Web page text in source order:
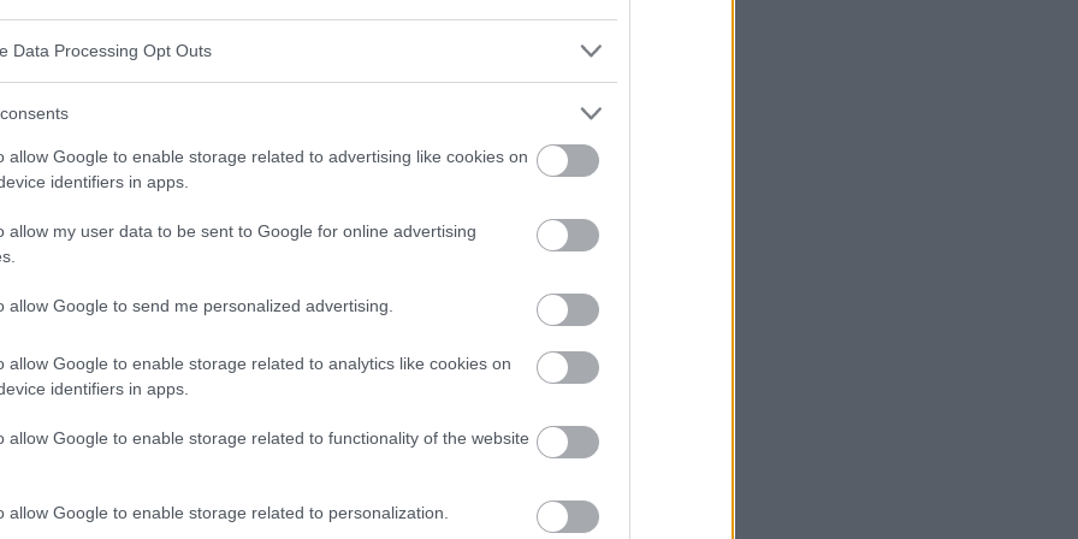
Data Processing Opt Outs
allow Google to enable storage related to advertising like cookies on
identifiers in apps.
allow my user data to be sent to Google for online advertising
allow Google to send me personalized advertising.
allow Google to enable storage related to analytics like cookies on
identifiers in apps.
allow Google to enable storage related to functionality of the website
allow Google to enable storage related to personalization.
durchführen. Warum ist dies der Fall? Es
in diesem Bereich mit einer geringeren
ihn zu berühren, zusammenhängen
der Brüste nicht gerade förderlich.
beschäftigen und ihre Attraktivität erhalten
interessiert. Allerdings wären weitere
um diesen Effekt zu bestätigen.
gesprochen. Forscher weisen
Körperwahrnehmung und Barrieren in
kann, dass sich mehr Frauen dazu
untersuchen.
Brustkrebsdiagnose umgehen. Prävention ist